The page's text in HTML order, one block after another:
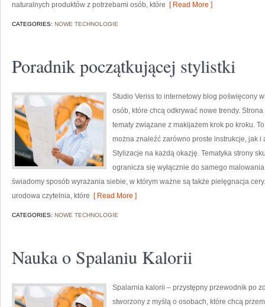
naturalnych produktów z potrzebami osób, które [ Read More ]
CATEGORIES: NOWE TECHNOLOGIE
Poradnik początkującej stylistki
Studio Veriss to internetowy blog poświęcony
osób, które chcą odkrywać nowe trendy.
tematy związane z makijażem krok po kroku.
można znaleźć zarówno proste instrukcje, jak
Stylizacje na każdą okazję. Tematyka strony
ogranicza się wyłącznie do samego
świadomy sposób wyrażania siebie, w którym ważne są także pielęgnacja
urodowa czytelnia, które [ Read More ]
CATEGORIES: NOWE TECHNOLOGIE
Nauka o Spalaniu Kalorii
Spalarnia kalorii – przystępny przewodnik po
stworzony z myślą o osobach, które chcą